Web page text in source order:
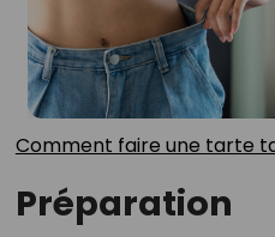
Comment faire une tarte
Préparation